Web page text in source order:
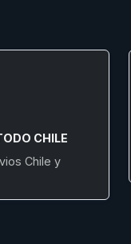
CHILE
Chile y